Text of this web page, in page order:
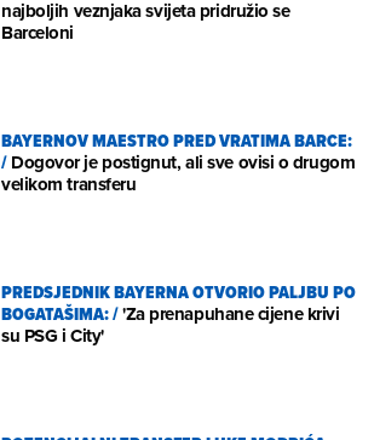
najboljih veznjaka svijeta pridružio se
Barceloni
BAYERNOV MAESTRO PRED VRATIMA BARCE:
/Dogovor je postignut, ali sve ovisi o drugom
velikom transferu
PREDSJEDNIK BAYERNA OTVORIO PALJBU PO
BOGATAŠIMA:/'Za prenapuhane cijene krivi
su PSG i City'